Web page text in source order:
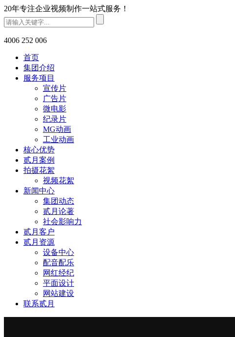
20年专注企业视频制作一站式服务！
4006 252 006
首页
集团介绍
服务项目
宣传片
广告片
微电影
纪录片
MG动画
工业动画
核心优势
贰月案例
拍摄花絮
视频花絮
新闻中心
集团动态
贰月论著
社会影响力
贰月客户
贰月资源
设备中心
配音配乐
网红经纪
平面设计
网站建设
联系贰月